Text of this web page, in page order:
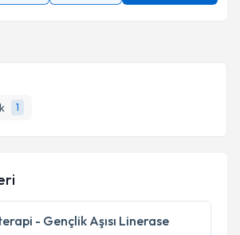
1
- Gençlik Aşısı Linerase